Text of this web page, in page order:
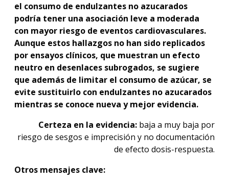
el consumo de endulzantes no azucarados
podría tener una asociación leve a moderada
con mayor riesgo de eventos cardiovasculares.
Aunque estos hallazgos no han sido replicados
por ensayos clínicos, que muestran un efecto
neutro en desenlaces subrogados, se sugiere
que además de limitar el consumo de azúcar, se
evite sustituirlo con endulzantes no azucarados
mientras se conoce nueva y mejor evidencia.
Certeza en la evidencia: baja a muy baja por
riesgo de sesgos e imprecisión y no documentación
de efecto dosis-respuesta.
Otros mensajes clave: